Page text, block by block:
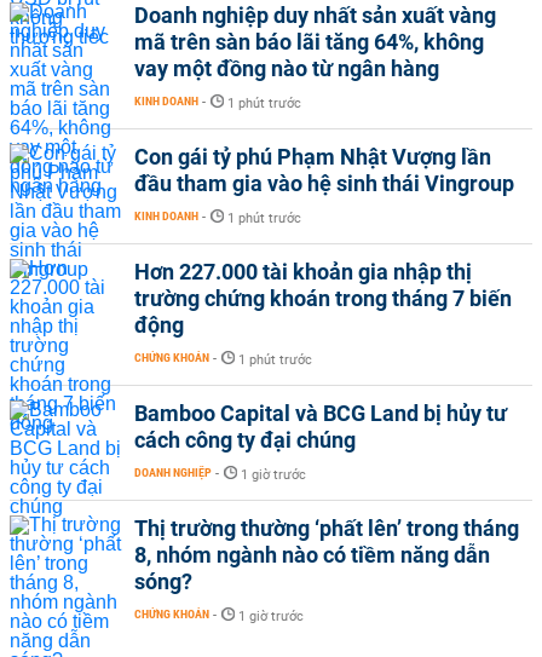
Doanh nghiệp duy nhất sản xuất vàng
mã trên sàn báo lãi tăng 64%, không
vay một đồng nào từ ngân hàng
KINH DOANH - 1 phút trước
Con gái tỷ phú Phạm Nhật Vượng lần
đầu tham gia vào hệ sinh thái Vingroup
KINH DOANH - 1 phút trước
Hơn 227.000 tài khoản gia nhập thị
trường chứng khoán trong tháng 7 biến
động
CHỨNG KHOÁN - 1 phút trước
Bamboo Capital và BCG Land bị hủy tư
cách công ty đại chúng
DOANH NGHIỆP - 1 giờ trước
Thị trường thường ‘phất lên’ trong tháng
8, nhóm ngành nào có tiềm năng dẫn
sóng?
CHỨNG KHOÁN - 1 giờ trước